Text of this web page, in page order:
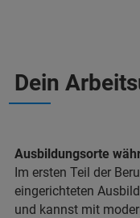
Dein
Ausbildungsorte
Im ersten Teil der
eingerichteten
und kannst mit